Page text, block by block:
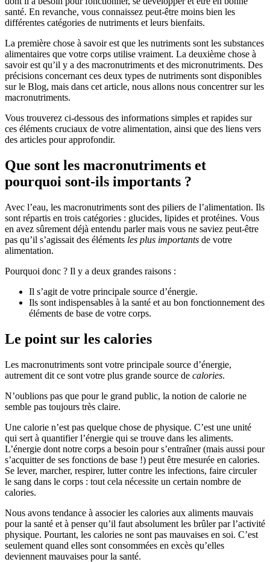
santé. En revanche, vous connaissez peut-être moins bien les
différentes catégories de nutriments et leurs bienfaits.
La première chose à savoir est que les nutriments sont les substances
alimentaires que votre corps utilise vraiment. La deuxième chose à
savoir est qu’il y a des macronutriments et des micronutriments. Des
précisions concernant ces deux types de nutriments sont disponibles
sur le Blog, mais dans cet article, nous allons nous concentrer sur les
macronutriments.
Vous trouverez ci-dessous des informations simples et rapides sur
ces éléments cruciaux de votre alimentation, ainsi que des liens vers
des articles pour approfondir.
Que sont les macronutriments et
pourquoi sont-ils importants ?
Avec l’eau, les macronutriments sont des piliers de l’alimentation. Ils
sont répartis en trois catégories : glucides, lipides et protéines. Vous
en avez sûrement déjà entendu parler mais vous ne saviez peut-être
pas qu’il s’agissait des éléments les plus importants de votre
alimentation.
Pourquoi donc ? Il y a deux grandes raisons :
Il s’agit de votre principale source d’énergie.
Ils sont indispensables à la santé et au bon fonctionnement des
éléments de base de votre corps.
Le point sur les calories
Les macronutriments sont votre principale source d’énergie,
autrement dit ce sont votre plus grande source de calories.
N’oublions pas que pour le grand public, la notion de calorie ne
semble pas toujours très claire.
Une calorie n’est pas quelque chose de physique. C’est une unité
qui sert à quantifier l’énergie qui se trouve dans les aliments.
L’énergie dont notre corps a besoin pour s’entraîner (mais aussi pour
s’acquitter de ses fonctions de base !) peut être mesurée en calories.
Se lever, marcher, respirer, lutter contre les infections, faire circuler
le sang dans le corps : tout cela nécessite un certain nombre de
calories.
Nous avons tendance à associer les calories aux aliments mauvais
pour la santé et à penser qu’il faut absolument les brûler par l’activité
physique. Pourtant, les calories ne sont pas mauvaises en soi. C’est
seulement quand elles sont consommées en excès qu’elles
deviennent mauvaises pour la santé.